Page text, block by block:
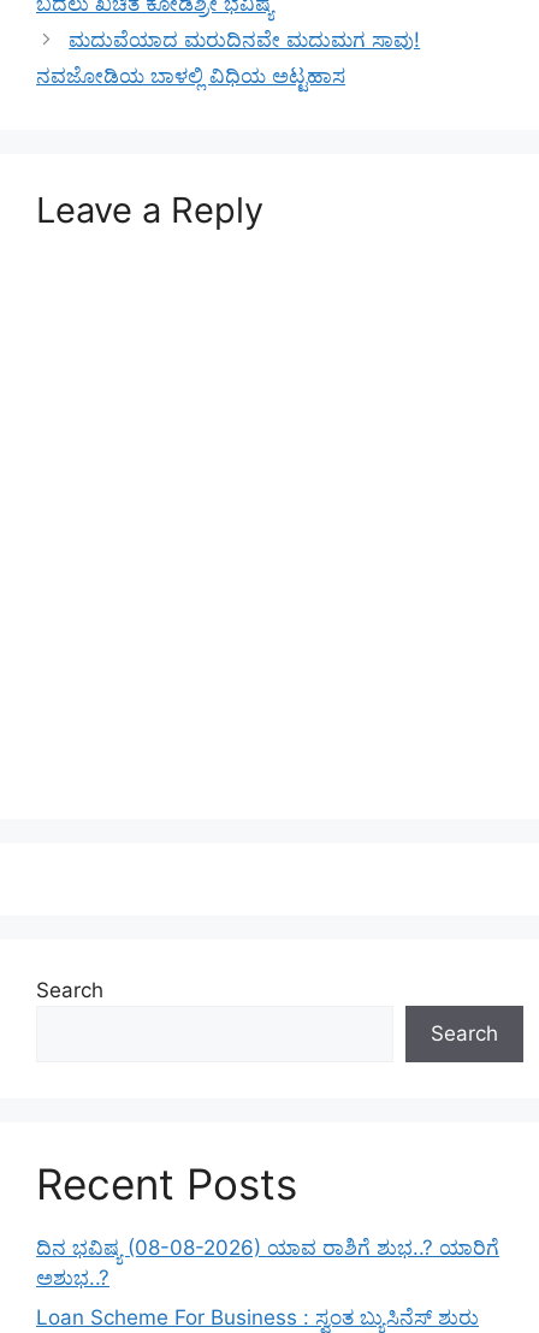
ಮದುವೆಯಾದ ಮರುದಿನವೇ ಮದುಮಗ ಸಾವು!
ನವಜೋಡಿಯ ಬಾಳಲ್ಲಿ ವಿಧಿಯ ಅಟ್ಟಹಾಸ
Leave a Reply
Search
Search
Recent Posts
ದಿನ ಭವಿಷ್ಯ (08-08-2026) ಯಾವ ರಾಶಿಗೆ ಶುಭ..? ಯಾರಿಗೆ
ಅಶುಭ..?
Loan Scheme For Business : ಸ್ವಂತ ಬ್ಯುಸಿನೆಸ್ ಶುರು